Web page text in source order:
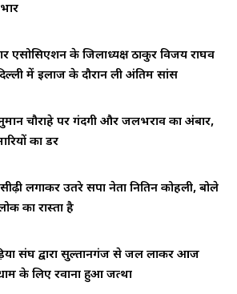
एसोसिएशन के जिलाध्यक्ष ठाकुर विजय राघव
में इलाज के दौरान ली अंतिम सांस
चौराहे पर गंदगी और जलभराव का अंबार,
का डर
लगाकर उतरे सपा नेता नितिन कोहली, बोले
का रास्ता है
संघ द्वारा सुल्तानगंज से जल लाकर आज
के लिए रवाना हुआ जत्था